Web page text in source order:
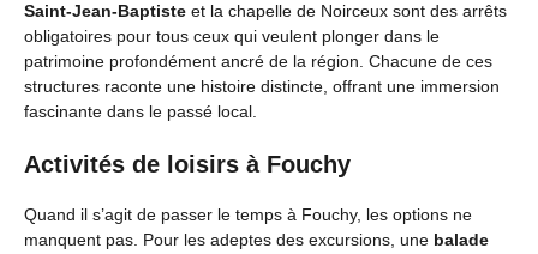
Saint-Jean-Baptiste et la chapelle de Noirceux sont des arrêts
obligatoires pour tous ceux qui veulent plonger dans le
patrimoine profondément ancré de la région. Chacune de ces
structures raconte une histoire distincte, offrant une immersion
fascinante dans le passé local.
Activités de loisirs à Fouchy
Quand il s’agit de passer le temps à Fouchy, les options ne
manquent pas. Pour les adeptes des excursions, une balade